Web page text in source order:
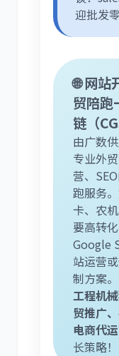
迎批发
🌐 网
贸陪跑
链（
由广数
专业外
营、
跑服务
卡、农
要高转
Google
站运营
制方案。
工程机
贸推广
电商代
长策略！